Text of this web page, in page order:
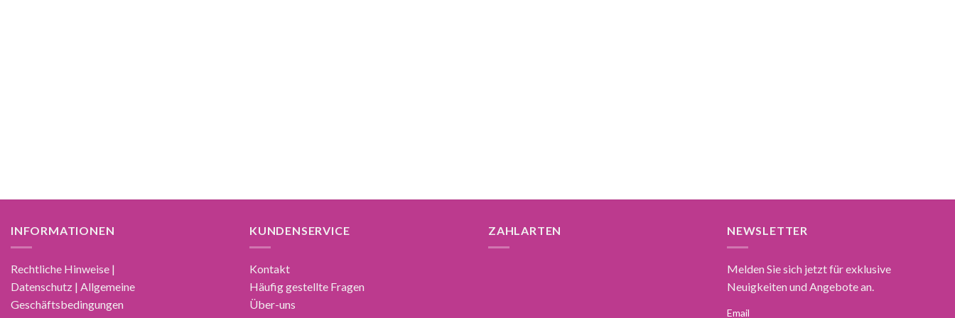
INFORMATIONEN
Rechtliche Hinweise |
Datenschutz | Allgemeine
Geschäftsbedingungen
KUNDENSERVICE
Kontakt
Häufig gestellte Fragen
Über-uns
ZAHLARTEN NEWSLETTER
Melden Sie sich jetzt für exklusive
Neuigkeiten und Angebote an.
Email